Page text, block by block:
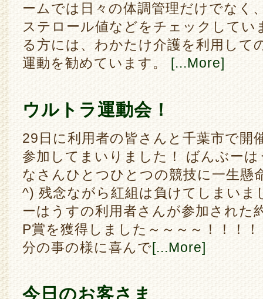
ームでは日々の体調管理だけでな
ステロール値などをチェックしてい
る方には、わかたけ介護を利用して
運動を勧めています。 [...More]
ウルトラ運動会！
29日に利用者の皆さんと千葉市で開
参加してまいりました！ ばんぶー
なさんひとつひとつの競技に一生懸
^) 残念ながら紅組は負けてしまいま
ーはうすの利用者さんが参加された
P賞を獲得しました～～～～！！！
分の事の様に喜んで[...More]
今日のお客さま